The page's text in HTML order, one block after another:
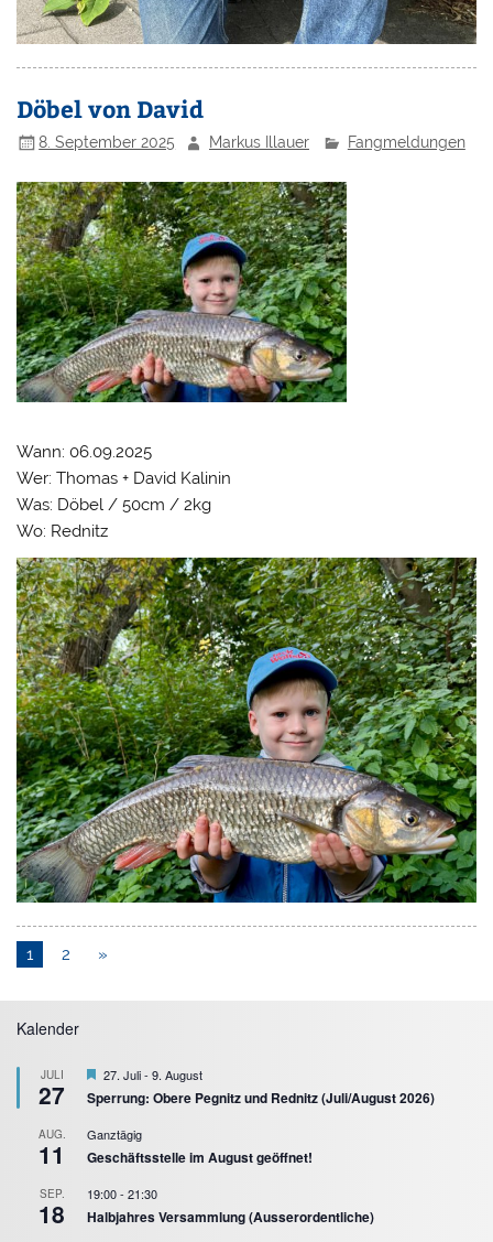
Döbel von David
8. September 2025 Markus Illauer Fangmeldungen
Wann: 06.09.2025
Wer: Thomas + David Kalinin
Was: Döbel / 50cm / 2kg
Wo: Rednitz
1 2 »
Kalender
JULI
27
Hervorgehoben
27. Juli-9. August
Sperrung: Obere Pegnitz und Rednitz (Juli/August 2026)
AUG.
11
Ganztägig
Geschäftsstelle im August geöffnet!
SEP.
18
19:00-21:30
Halbjahres Versammlung (Ausserordentliche)